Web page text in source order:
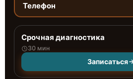
Телефон
Срочная диагностика
30 мин
Записаться